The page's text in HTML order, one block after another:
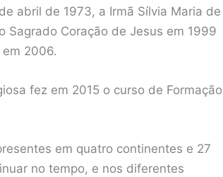
abril de 1973, a Irmã Sílvia Maria de
Sagrado Coração de Jesus em 1999
2006.
fez em 2015 o curso de Formação
em quatro continentes e 27
no tempo, e nos diferentes